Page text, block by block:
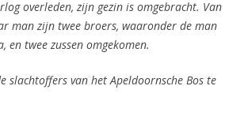
overleden, zijn gezin is omgebracht. Van
man zijn twee broers, waaronder de man
en twee zussen omgekomen.
slachtoffers van het Apeldoornsche Bos te